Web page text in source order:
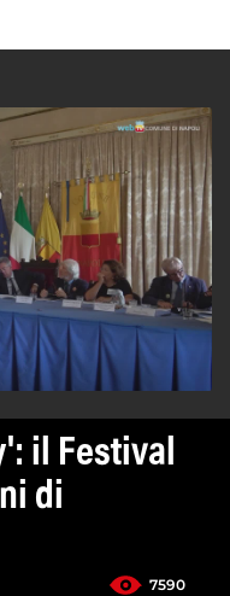
il Festival
di
7590